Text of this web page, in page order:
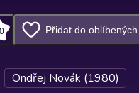
Přidat do oblíbených
Ondřej Novák (1980)